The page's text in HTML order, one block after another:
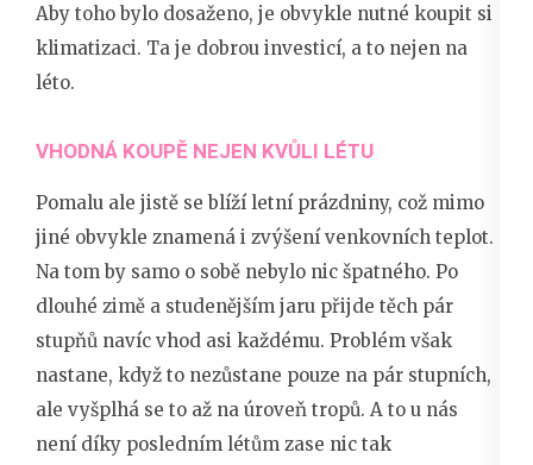
Aby toho bylo dosaženo, je obvykle nutné koupit si
klimatizaci. Ta je dobrou investicí, a to nejen na
léto.
VHODNÁ KOUPĚ NEJEN KVŮLI LÉTU
Pomalu ale jistě se blíží letní prázdniny, což mimo
jiné obvykle znamená i zvýšení venkovních teplot.
Na tom by samo o sobě nebylo nic špatného. Po
dlouhé zimě a studenějším jaru přijde těch pár
stupňů navíc vhod asi každému. Problém však
nastane, když to nezůstane pouze na pár stupních,
ale vyšplhá se to až na úroveň tropů. A to u nás
není díky posledním létům zase nic tak